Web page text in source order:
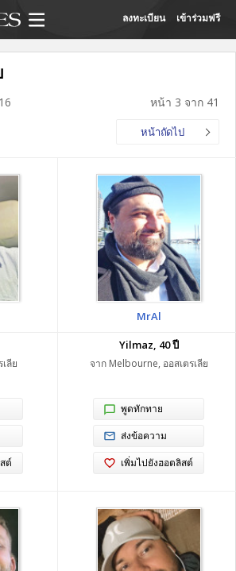
ลงทะเบียน เข้าร่วมฟรี
หน้า 3 จาก 41
หน้าถัดไป
ลีย
ต์
MrAl
Yilmaz, 40 ปี
จาก Melbourne, ออสเตรเลีย
พูดทักทาย
ส่งข้อความ
เพิ่มไปยังฮอตลิสต์